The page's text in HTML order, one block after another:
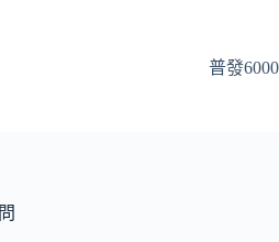
普發